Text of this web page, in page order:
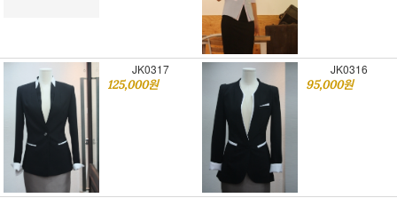
JK0317
125,000원
JK0316
95,000원